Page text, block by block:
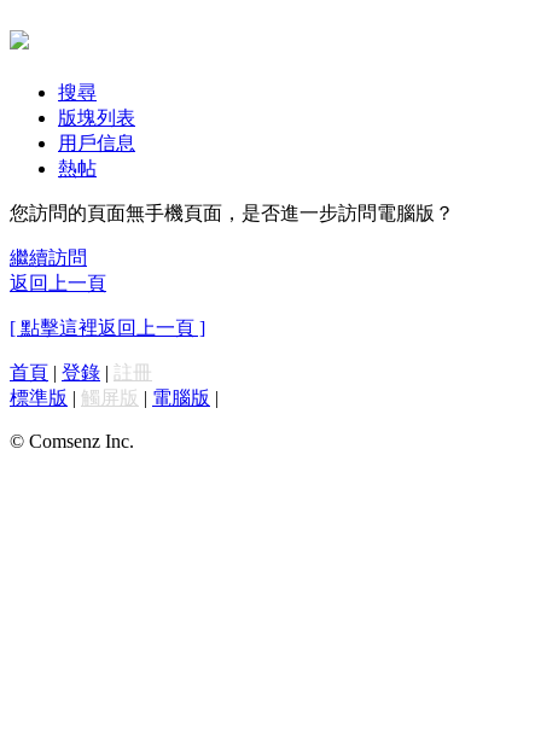
搜尋
版塊列表
用戶信息
熱帖
您訪問的頁面無手機頁面，是否進一步訪問電腦版？
繼續訪問
返回上一頁
[ 點擊這裡返回上一頁 ]
首頁 | 登錄 | 註冊
標準版 | 觸屏版 | 電腦版 |
© Comsenz Inc.